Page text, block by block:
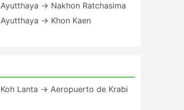
Ayutthaya → Nakhon Ratchasima
Ayutthaya → Khon Kaen
Koh Lanta → Aeropuerto de Krabi